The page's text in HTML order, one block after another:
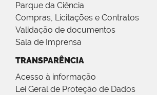
Parque da Ciência
Compras, Licitações e Contratos
Validação de documentos
Sala de Imprensa
TRANSPARÊNCIA
Acesso à informação
Lei Geral de Proteção de Dados